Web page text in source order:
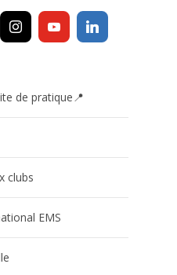
de pratique📍
clubs
EMS